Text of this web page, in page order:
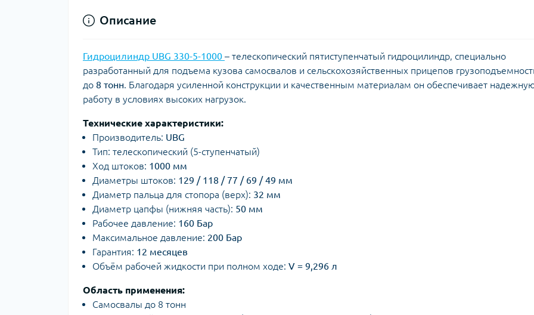
Описание
Гидроцилиндр UBG 330-5-1000 – телескопический пятиступенчатый гидроцилиндр, специально
разработанный для подъема кузова самосвалов и сельскохозяйственных прицепов
до 8 тонн. Благодаря усиленной конструкции и качественным материалам он обеспечивает
работу в условиях высоких нагрузок.
Технические характеристики:
Производитель: UBG
Тип: телескопический (5-ступенчатый)
Ход штоков: 1000 мм
Диаметры штоков: 129 / 118 / 77 / 69 / 49 мм
Диаметр пальца для стопора (верх): 32 мм
Диаметр цапфы (нижняя часть): 50 мм
Рабочее давление: 160 Бар
Максимальное давление: 200 Бар
Гарантия: 12 месяцев
Объём рабочей жидкости при полном ходе: V = 9,296 л
Область применения:
Самосвалы до 8 тонн